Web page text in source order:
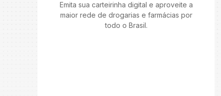
Emita sua carteirinha digital e aproveite a
maior rede de drogarias e farmácias por
todo o Brasil.